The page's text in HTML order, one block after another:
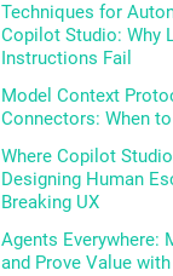
Techniques for
Copilot Studio: Why
Instructions Fail
Model Context
Connectors: When
Where Copilot
Designing Human
Breaking UX
Agents Everywhere:
and Prove Value